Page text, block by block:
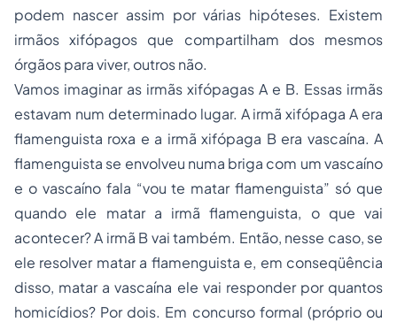
podem nascer assim por várias hipóteses. Existem
irmãos xifópagos que compartilham dos mesmos
órgãos para viver, outros não.
Vamos imaginar as irmãs xifópagas A e B. Essas irmãs
estavam num determinado lugar. A irmã xifópaga A era
flamenguista roxa e a irmã xifópaga B era vascaína. A
flamenguista se envolveu numa briga com um vascaíno
e o vascaíno fala “vou te matar flamenguista” só que
quando ele matar a irmã flamenguista, o que vai
acontecer? A irmã B vai também. Então, nesse caso, se
ele resolver matar a flamenguista e, em conseqüência
disso, matar a vascaína ele vai responder por quantos
homicídios? Por dois. Em concurso formal (próprio ou